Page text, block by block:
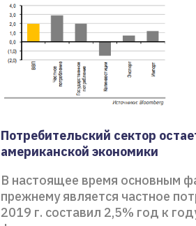
Потребительский сектор
американской экономики
В настоящее время основным
прежнему является частное
2019 г. составил 2,5% год к